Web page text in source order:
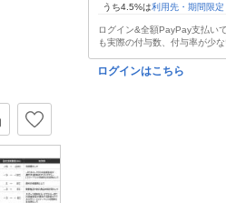
うち4.5%は利用先・期間限定
ログイン&全額PayPay支払い
も実際の付与数、付与率が少
ログインはこちら